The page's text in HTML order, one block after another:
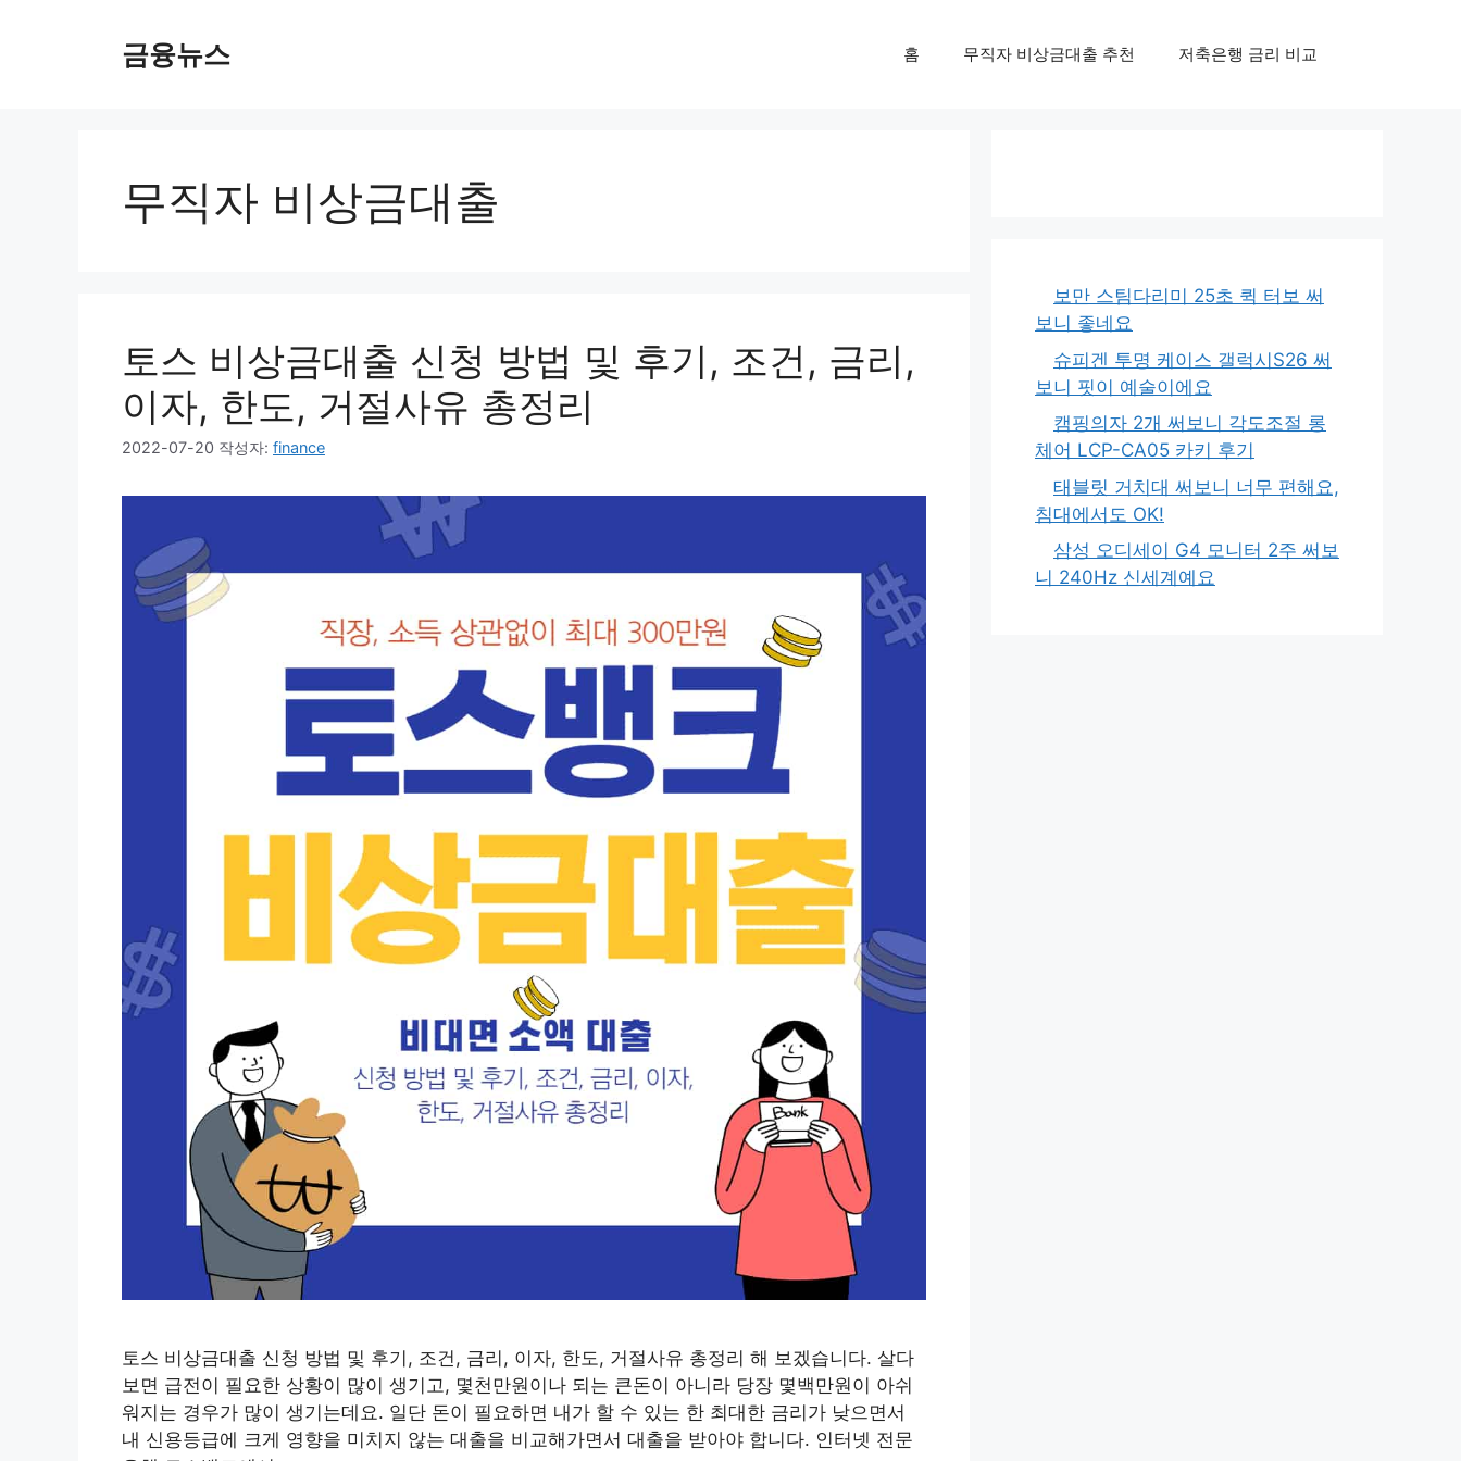
금융뉴스 홈 무직자 비상금대출 추천 저축은행 금리 비교
무직자 비상금대출
토스 비상금대출 신청 방법 및 후기, 조건, 금리,
이자, 한도, 거절사유 총정리
2022-07-20 작성자: finance
토스 비상금대출 신청 방법 및 후기, 조건, 금리, 이자, 한도, 거절사유 총정리 해 보겠습니다. 살다
보면 급전이 필요한 상황이 많이 생기고, 몇천만원이나 되는 큰돈이 아니라 당장 몇백만원이 아쉬
워지는 경우가 많이 생기는데요. 일단 돈이 필요하면 내가 할 수 있는 한 최대한 금리가 낮으면서
내 신용등급에 크게 영향을 미치지 않는 대출을 비교해가면서 대출을 받아야 합니다. 인터넷 전문
보만 스팀다리미 25초 퀵 터보 써
보니 좋네요
슈피겐 투명 케이스 갤럭시S26 써
보니 핏이 예술이에요
캠핑의자 2개 써보니 각도조절 롱
체어 LCP-CA05 카키 후기
태블릿 거치대 써보니 너무 편해요,
침대에서도 OK!
삼성 오디세이 G4 모니터 2주 써보
니 240Hz 신세계예요